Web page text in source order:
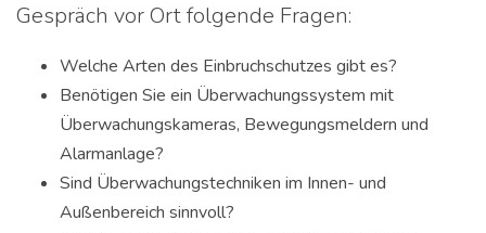
Gespräch vor Ort folgende Fragen:
Welche Arten des Einbruchschutzes gibt es?
Benötigen Sie ein Überwachungssystem mit
Überwachungskameras, Bewegungsmeldern und
Alarmanlage?
Sind Überwachungstechniken im Innen- und
Außenbereich sinnvoll?